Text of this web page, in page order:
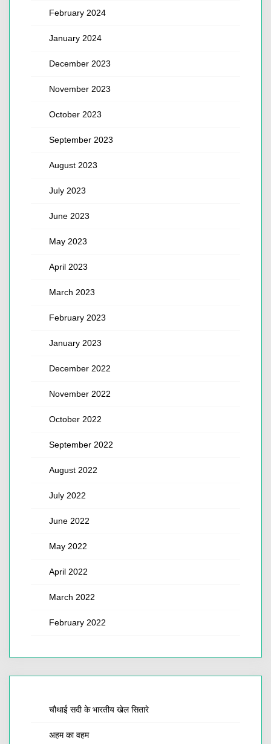
February 2024
January 2024
December 2023
November 2023
October 2023
September 2023
August 2023
July 2023
June 2023
May 2023
April 2023
March 2023
February 2023
January 2023
December 2022
November 2022
October 2022
September 2022
August 2022
July 2022
June 2022
May 2022
April 2022
March 2022
February 2022
चौथाई सदी के भारतीय खेल सितारे
अहम का वहम